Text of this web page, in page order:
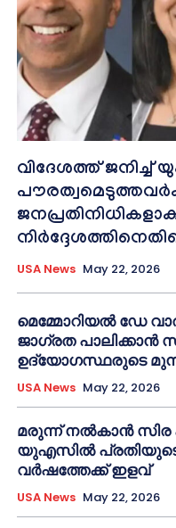
വിദേശത്ത്
USA News May 22, 2026
മെമ്മോറിയൽ ഡേ
ജാഗ്രത
ഉദ്യോഗസ്ഥരുടെ
USA News May 22, 2026
മരുന്ന് നൽകാൻ സിര
യുഎസിൽ
വർഷത്തേക്ക് ഇളവ്
USA News May 22, 2026